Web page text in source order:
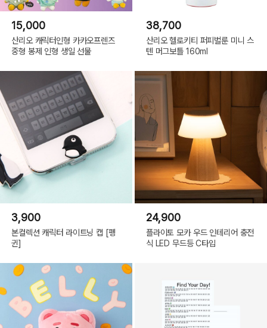
15,000
산리오 캐릭터인형 카카오프렌즈
중형 봉제 인형 생일 선물
38,700
산리오 헬로키티 퍼피벌룬 미니 스
텐 머그보틀 160ml
3,900
본컬렉션 캐릭터 라이트닝 캡 [펭
귄]
24,900
플라이토 모카 우드 인테리어 충전
식 LED 무드등 C타입